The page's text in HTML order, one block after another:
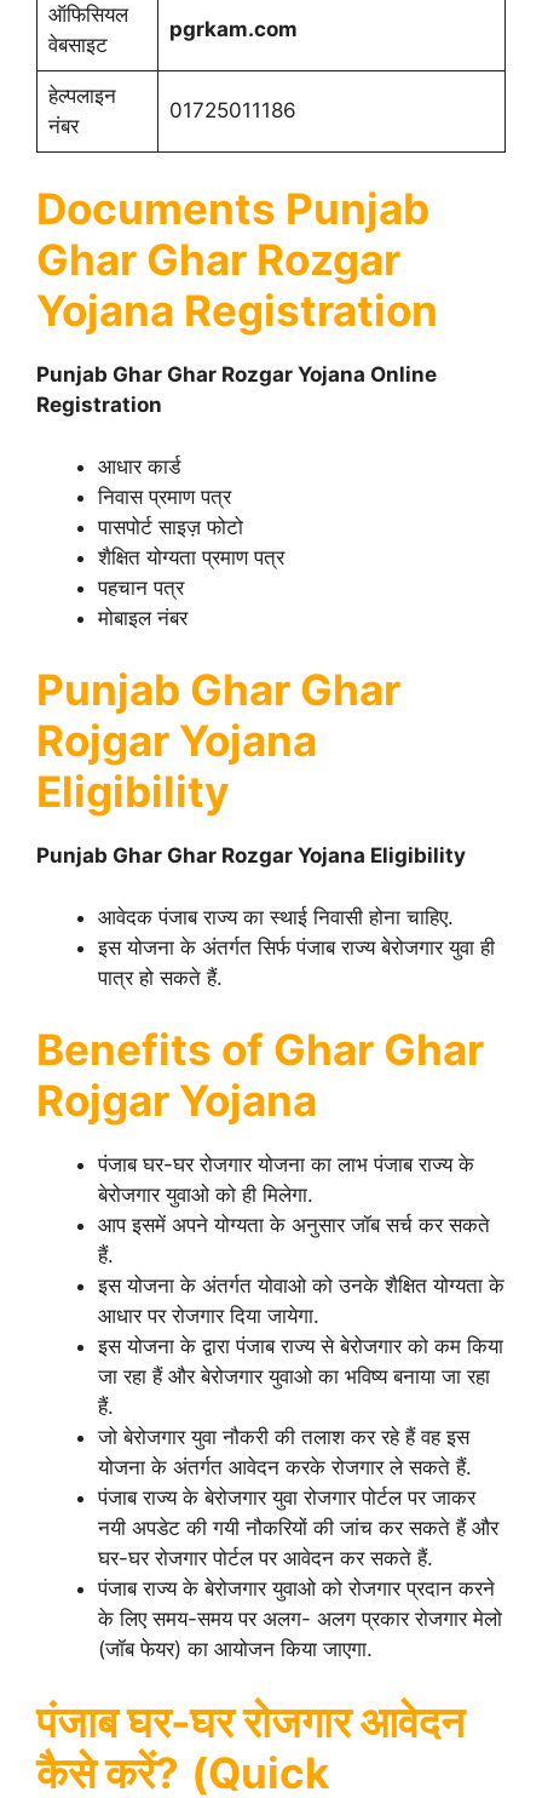
ऑफिसियल
वेबसाइट
pgrkam.com
हेल्पलाइन
नंबर
01725011186
Documents Punjab
Ghar Ghar Rozgar
Yojana Registration
Punjab Ghar Ghar Rozgar Yojana Online
Registration
आधार कार्ड
निवास प्रमाण पत्र
पासपोर्ट साइज़ फोटो
शैक्षित योग्यता प्रमाण पत्र
पहचान पत्र
मोबाइल नंबर
Punjab Ghar Ghar
Rojgar Yojana
Eligibility
Punjab Ghar Ghar Rozgar Yojana Eligibility
आवेदक पंजाब राज्य का स्थाई निवासी होना चाहिए.
इस योजना के अंतर्गत सिर्फ पंजाब राज्य बेरोजगार युवा ही
पात्र हो सकते हैं.
Benefits of Ghar Ghar
Rojgar Yojana
पंजाब घर-घर रोजगार योजना का लाभ पंजाब राज्य के
बेरोजगार युवाओ को ही मिलेगा.
आप इसमें अपने योग्यता के अनुसार जॉब सर्च कर सकते
हैं.
इस योजना के अंतर्गत योवाओ को उनके शैक्षित योग्यता के
आधार पर रोजगार दिया जायेगा.
इस योजना के द्वारा पंजाब राज्य से बेरोजगार को कम किया
जा रहा हैं और बेरोजगार युवाओ का भविष्य बनाया जा रहा
हैं.
जो बेरोजगार युवा नौकरी की तलाश कर रहे हैं वह इस
योजना के अंतर्गत आवेदन करके रोजगार ले सकते हैं.
पंजाब राज्य के बेरोजगार युवा रोजगार पोर्टल पर जाकर
नयी अपडेट की गयी नौकरियों की जांच कर सकते हैं और
घर-घर रोजगार पोर्टल पर आवेदन कर सकते हैं.
पंजाब राज्य के बेरोजगार युवाओ को रोजगार प्रदान करने
के लिए समय-समय पर अलग- अलग प्रकार रोजगार मेलो
(जॉब फेयर) का आयोजन किया जाएगा.
पंजाब घर-घर रोजगार आवेदन
कैसे करें? (Quick